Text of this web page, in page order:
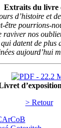
Extraits du livre
d’histoire et
être pourrions-
raviver nos
datent de plus
aujourd’hui
> Retour